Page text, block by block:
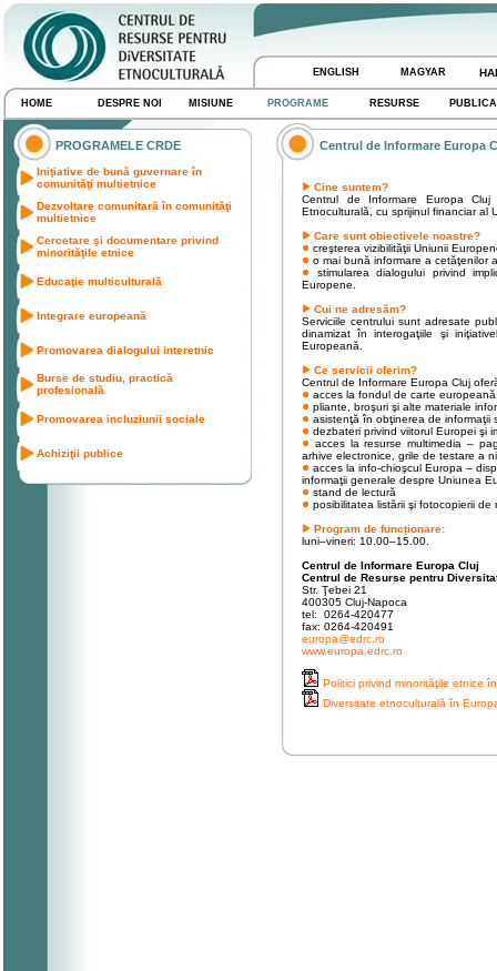
ENGLISH MAGYAR
HOME DESPRE NOI MISIUNE PROGRAME RESURSE
PROGRAMELE CRDE
Iniţiative de bună guvernare în
comunităţi multietnice
Dezvoltare comunitară în comunităţi
multietnice
Cercetare şi documentare privind
minorităţile etnice
Educaţie multiculturală
Integrare europeană
Promovarea dialogului interetnic
Burse de studiu, practică
profesională
Promovarea incluziunii sociale
Achiziţii publice
Centrul de Informare Europa
Cine suntem?
Centrul de Informare Europa
Etnoculturală, cu sprijinul financiar al
Care sunt obiectivele noastre?
creşterea vizibilităţii Uniunii
o mai bună informare a cetăţenilor
stimularea dialogului privind
Europene.
Cui ne adresăm?
Serviciile centrului sunt adresate
dinamizat în interogaţiile şi
Europeană.
Ce servicii oferim?
Centrul de Informare Europa Cluj
acces la fondul de carte europeană
pliante, broşuri şi alte materiale
asistenţă în obţinerea de informaţii
dezbateri privind viitorul Europei şi
acces la resurse multimedia –
arhive electronice, grile de testare a
acces la info-chioşcul Europa –
informaţii generale despre Uniunea
stand de lectură
posibilitatea listării şi fotocopierii de
Program de funcţionare:
luni–vineri: 10.00–15.00.
Centrul de Informare Europa Cluj
Centrul de Resurse pentru
Str. Ţebei 21
400305 Cluj-Napoca
tel: 0264-420477
fax: 0264-420491
europa@edrc.ro
www.europa.edrc.ro
Politici privind minorităţile etnice
Diversitate etnoculturală în